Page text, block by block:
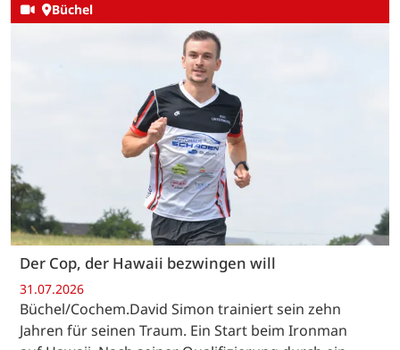
Büchel
Der Cop, der Hawaii bezwingen will
31.07.2026
Büchel/Cochem.David Simon trainiert sein zehn
Jahren für seinen Traum. Ein Start beim Ironman